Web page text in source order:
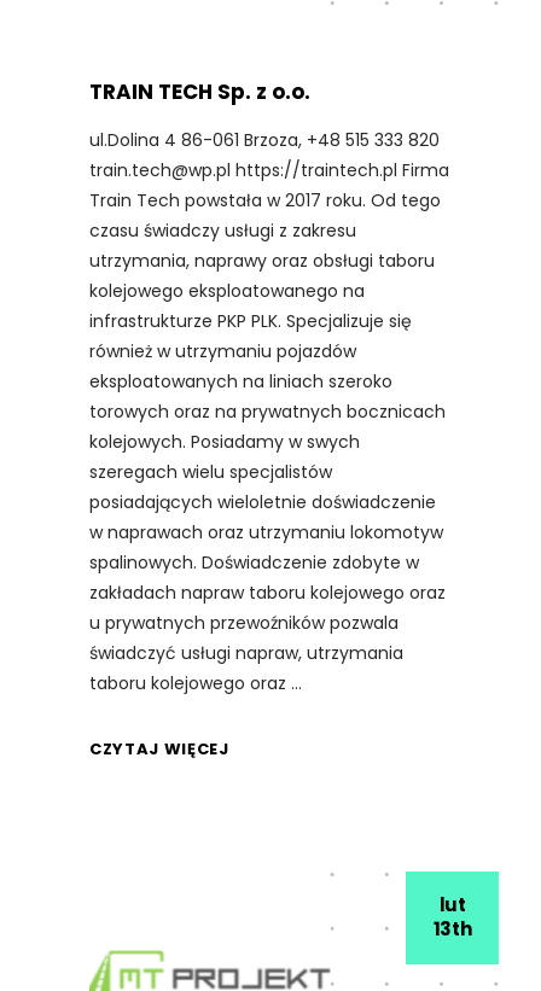
TRAIN TECH Sp. z o.o.
ul.Dolina 4 86-061 Brzoza, +48 515 333 820
train.tech@wp.pl https://traintech.pl Firma
Train Tech powstała w 2017 roku. Od tego
czasu świadczy usługi z zakresu
utrzymania, naprawy oraz obsługi taboru
kolejowego eksploatowanego na
infrastrukturze PKP PLK. Specjalizuje się
również w utrzymaniu pojazdów
eksploatowanych na liniach szeroko
torowych oraz na prywatnych bocznicach
kolejowych. Posiadamy w swych
szeregach wielu specjalistów
posiadających wieloletnie doświadczenie
w naprawach oraz utrzymaniu lokomotyw
spalinowych. Doświadczenie zdobyte w
zakładach napraw taboru kolejowego oraz
u prywatnych przewoźników pozwala
świadczyć usługi napraw, utrzymania
taboru kolejowego oraz
CZYTAJ WIĘCEJ
lut
13th